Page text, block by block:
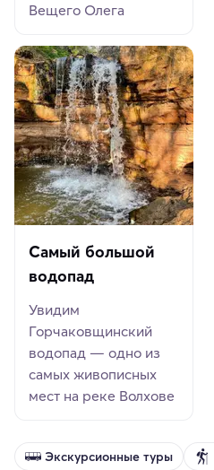
Вещего Олега
Самый большой
водопад
Увидим
Горчаковщинский
водопад — одно из
самых живописных
мест на реке Волхове
Экскурсионные туры